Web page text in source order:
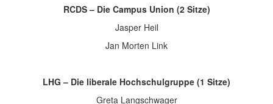
RCDS – Die Campus Union (2 Sitze)
Jasper Heil
Jan Morten Link
LHG – Die liberale Hochschulgruppe (1 Sitze)
Greta Langschwager